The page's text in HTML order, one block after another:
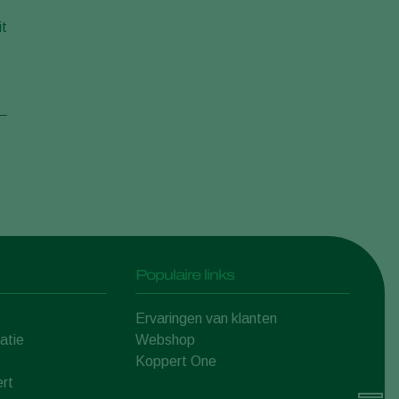
Populaire links
Ervaringen van klanten
Webshop
Koppert One